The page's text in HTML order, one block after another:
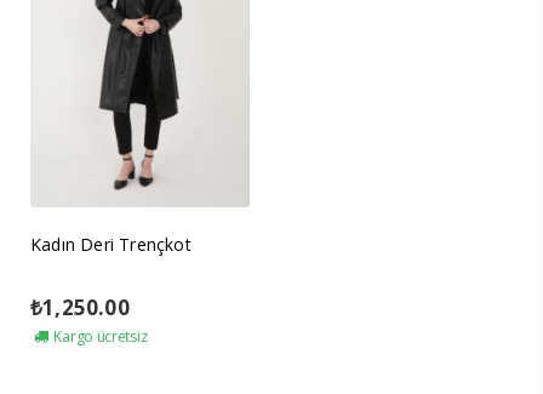
Kadın Deri Trençkot
₺1,250.00
Kargo ücretsiz